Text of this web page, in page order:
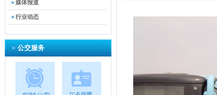
> 媒体报道
> 行业动态
> 公交服务